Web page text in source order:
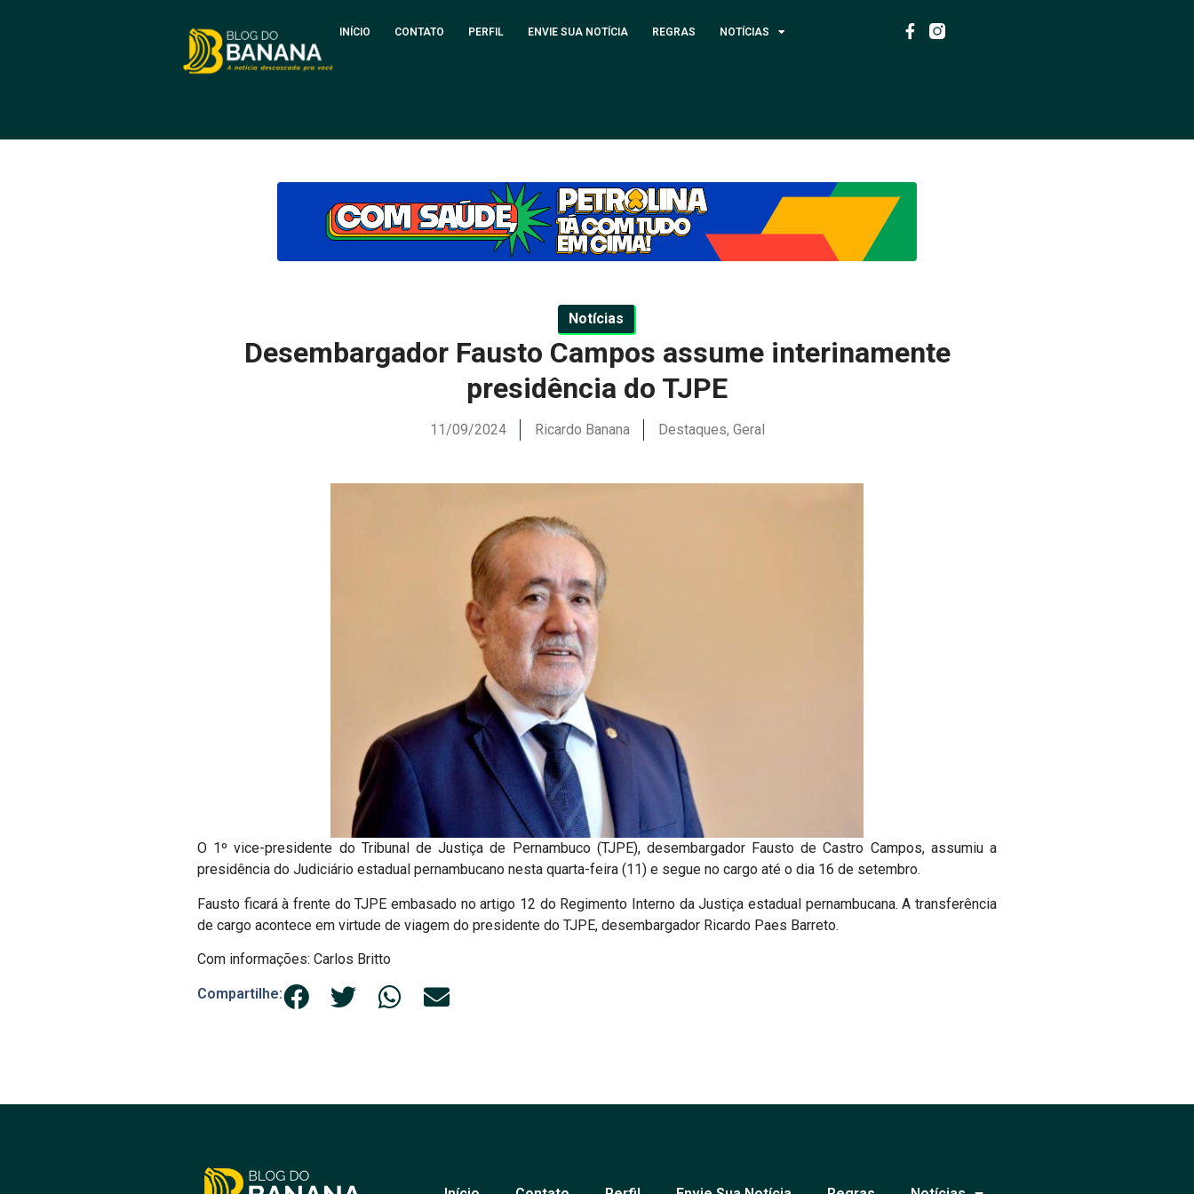
INÍCIO CONTATO PERFIL ENVIE SUA NOTÍCIA REGRAS NOTÍCIAS
Notícias
Desembargador Fausto Campos assume interinamente
presidência do TJPE
11/09/2024 Ricardo Banana Destaques, Geral
O 1º vice-presidente do Tribunal de Justiça de Pernambuco (TJPE), desembargador Fausto de Castro Campos, assumiu a
presidência do Judiciário estadual pernambucano nesta quarta-feira (11) e segue no cargo até o dia 16 de setembro.
Fausto ficará à frente do TJPE embasado no artigo 12 do Regimento Interno da Justiça estadual pernambucana. A transferência
de cargo acontece em virtude de viagem do presidente do TJPE, desembargador Ricardo Paes Barreto.
Com informações: Carlos Britto
Compartilhe: